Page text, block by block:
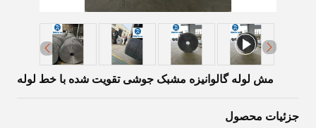
مش لوله گالوانیزه مشبک جوشی تقویت شده با خط لوله
جزئیات محصول